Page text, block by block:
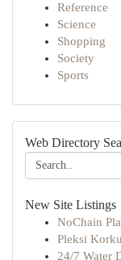
Reference
Science
Shopping
Society
Sports
Web Directory
New Site Listings
NoChain
Pleksi
24/7 Water